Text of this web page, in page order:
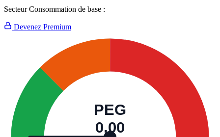
Secteur Consommation de base :
Devenez Premium
PEG
0,00